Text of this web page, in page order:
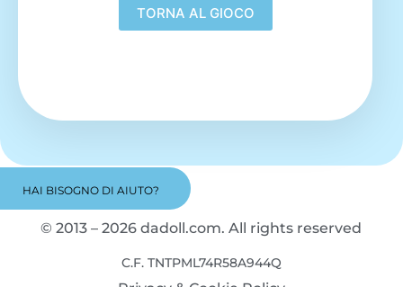
HAI BISOGNO DI AIUTO?
© 2013 – 2026 dadoll.com. All rights reserved
C.F. TNTPML74R58A944Q